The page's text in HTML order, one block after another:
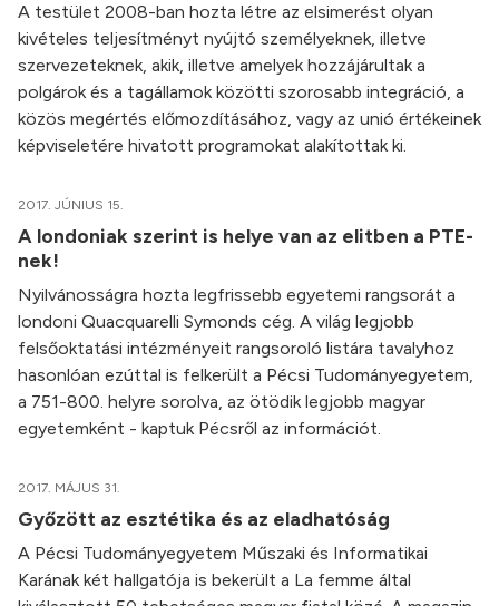
A testület 2008-ban hozta létre az elsimerést olyan
kivételes teljesítményt nyújtó személyeknek, illetve
szervezeteknek, akik, illetve amelyek hozzájárultak a
polgárok és a tagállamok közötti szorosabb integráció, a
közös megértés előmozdításához, vagy az unió értékeinek
képviseletére hivatott programokat alakítottak ki.
2017. JÚNIUS 15.
A londoniak szerint is helye van az elitben a PTE-
nek!
Nyilvánosságra hozta legfrissebb egyetemi rangsorát a
londoni Quacquarelli Symonds cég. A világ legjobb
felsőoktatási intézményeit rangsoroló listára tavalyhoz
hasonlóan ezúttal is felkerült a Pécsi Tudományegyetem,
a 751-800. helyre sorolva, az ötödik legjobb magyar
egyetemként - kaptuk Pécsről az információt.
2017. MÁJUS 31.
Győzött az esztétika és az eladhatóság
A Pécsi Tudományegyetem Műszaki és Informatikai
Karának két hallgatója is bekerült a La femme által